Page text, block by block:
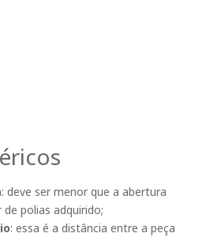
: deve ser menor que a abertura
polias adquirido;
: essa é a distância entre a peça